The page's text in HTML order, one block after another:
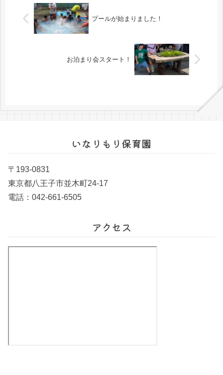
プールが始まりました！
お泊まり会スタート！
いなりもり保育園
〒193-0831
東京都八王子市並木町24-17
電話：042-661-6505
アクセス